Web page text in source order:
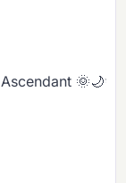
🌞🌙✨